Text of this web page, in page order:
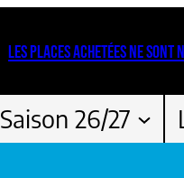
LES PLACES ACHETÉES NE SONT
Saison 26/27